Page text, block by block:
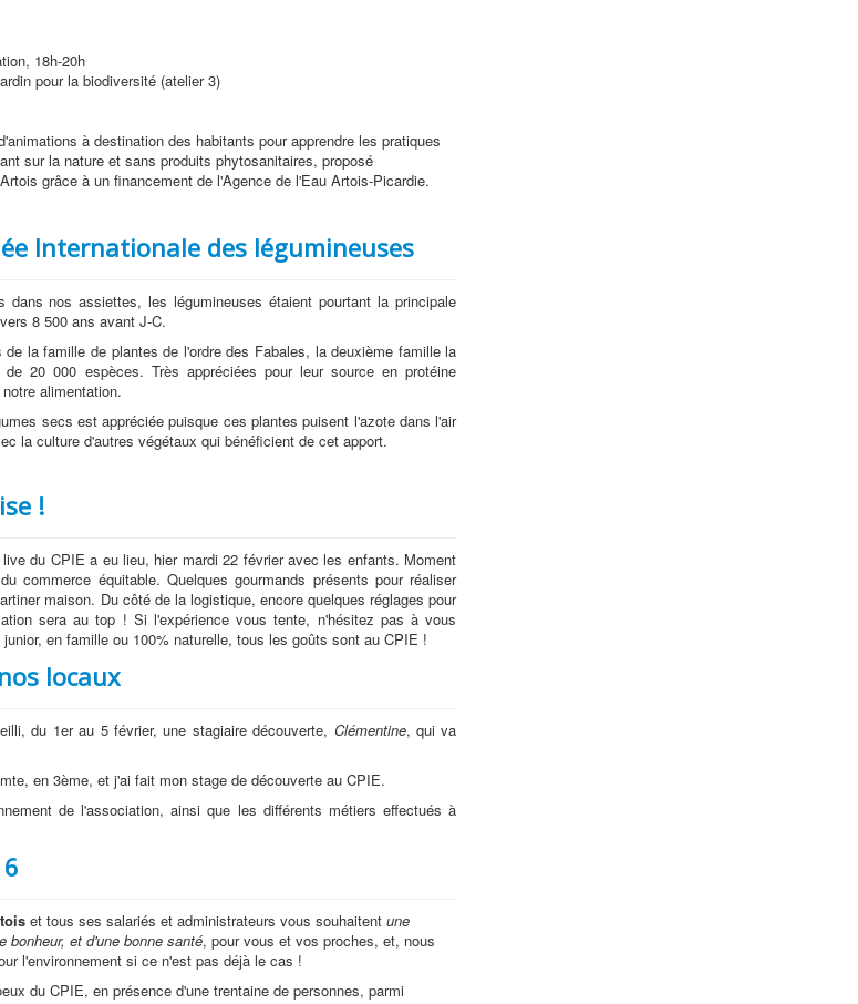
18h-20h
pour la biodiversité (atelier 3)
à destination des habitants pour apprendre les pratiques
sur la nature et sans produits phytosanitaires, proposé
grâce à un financement de l'Agence de l'Eau Artois-Picardie.
Internationale des légumineuses
dans nos assiettes, les légumineuses étaient pourtant la principale
8 500 ans avant J-C.
la famille de plantes de l'ordre des Fabales, la deuxième famille la
20 000 espèces. Très appréciées pour leur source en protéine
alimentation.
secs est appréciée puisque ces plantes puisent l'azote dans l'air
la culture d'autres végétaux qui bénéficient de cet apport.
!
du CPIE a eu lieu, hier mardi 22 février avec les enfants. Moment
commerce équitable. Quelques gourmands présents pour réaliser
maison. Du côté de la logistique, encore quelques réglages pour
sera au top ! Si l'expérience vous tente, n'hésitez pas à vous
en famille ou 100% naturelle, tous les goûts sont au CPIE !
locaux
du 1er au 5 février, une stagiaire découverte, Clémentine, qui va
en 3ème, et j'ai fait mon stage de découverte au CPIE.
de l'association, ainsi que les différents métiers effectués à
et tous ses salariés et administrateurs vous souhaitent une
bonheur, et d'une bonne santé, pour vous et vos proches, et, nous
l'environnement si ce n'est pas déjà le cas !
du CPIE, en présence d'une trentaine de personnes, parmi